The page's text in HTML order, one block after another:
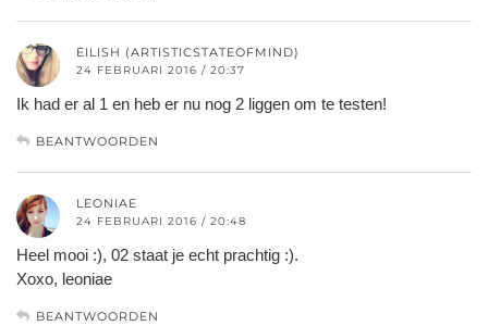
EILISH (ARTISTICSTATEOFMIND)
24 FEBRUARI 2016 / 20:37
Ik had er al 1 en heb er nu nog 2 liggen om te testen!
BEANTWOORDEN
LEONIAE
24 FEBRUARI 2016 / 20:48
Heel mooi :), 02 staat je echt prachtig :).
Xoxo, leoniae
BEANTWOORDEN